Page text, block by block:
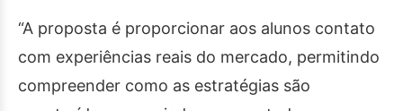
“A proposta é proporcionar aos alunos contato
com experiências reais do mercado, permitindo
compreender como as estratégias são